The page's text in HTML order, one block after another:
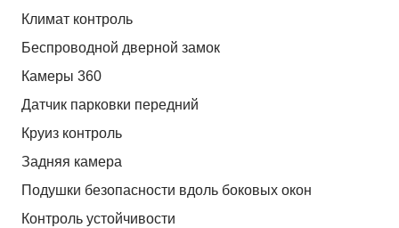
Климат контроль
Беспроводной дверной замок
Камеры 360
Датчик парковки передний
Круиз контроль
Задняя камера
Подушки безопасности вдоль боковых окон
Контроль устойчивости